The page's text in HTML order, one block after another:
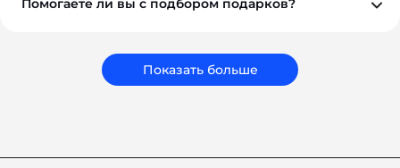
Помогаете ли вы с подбором подарков?
сувениры, а решения, которые работают на ваш
Показать больше